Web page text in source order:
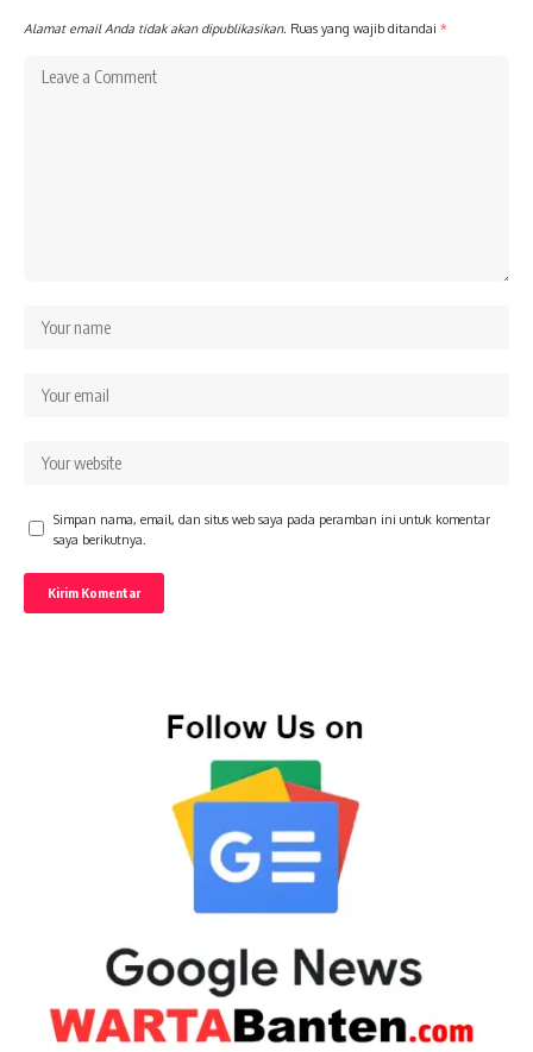
Alamat email Anda tidak akan dipublikasikan. Ruas yang wajib ditandai *
Simpan nama, email, dan situs web saya pada peramban ini untuk komentar
saya berikutnya.